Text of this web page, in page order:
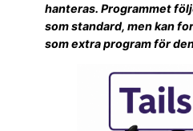
hanteras. Programmet
som standard, men kan
som extra program för